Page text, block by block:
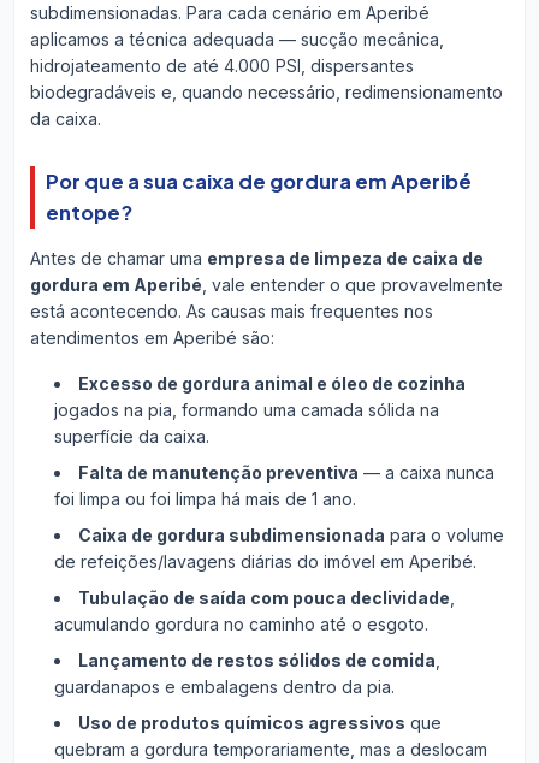
subdimensionadas. Para cada cenário em Aperibé
aplicamos a técnica adequada — sucção mecânica,
hidrojateamento de até 4.000 PSI, dispersantes
biodegradáveis e, quando necessário, redimensionamento
da caixa.
Por que a sua caixa de gordura em Aperibé
entope?
Antes de chamar uma empresa de limpeza de caixa de
gordura em Aperibé , vale entender o que provavelmente
está acontecendo. As causas mais frequentes nos
atendimentos em Aperibé são:
Excesso de gordura animal e óleo de cozinha
jogados na pia, formando uma camada sólida na
superfície da caixa.
Falta de manutenção preventiva — a caixa nunca
foi limpa ou foi limpa há mais de 1 ano.
Caixa de gordura subdimensionada para o volume
de refeições/lavagens diárias do imóvel em Aperibé.
Tubulação de saída com pouca declividade
acumulando gordura no caminho até o esgoto.
Lançamento de restos sólidos de comida
guardanapos e embalagens dentro da pia.
Uso de produtos químicos agressivos que
quebram a gordura temporariamente, mas a deslocam